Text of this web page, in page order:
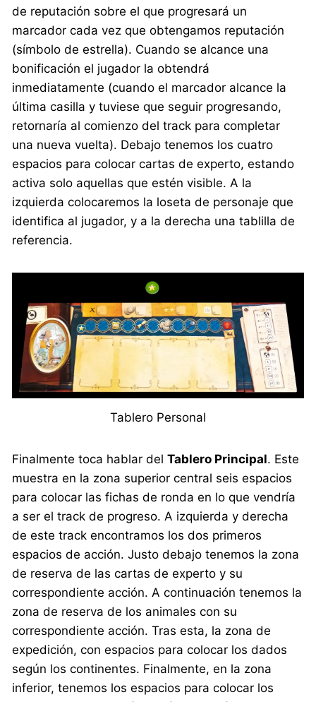
de reputación sobre el que progresará un
marcador cada vez que obtengamos reputación
(símbolo de estrella). Cuando se alcance una
bonificación el jugador la obtendrá
inmediatamente (cuando el marcador alcance la
última casilla y tuviese que seguir progresando,
retornaría al comienzo del track para completar
una nueva vuelta). Debajo tenemos los cuatro
espacios para colocar cartas de experto, estando
activa solo aquellas que estén visible. A la
izquierda colocaremos la loseta de personaje que
identifica al jugador, y a la derecha una tablilla de
referencia.
Tablero Personal
Finalmente toca hablar delTablero Principal. Este
muestra en la zona superior central seis espacios
para colocar las fichas de ronda en lo que vendría
a ser el track de progreso. A izquierda y derecha
de este track encontramos los dos primeros
espacios de acción. Justo debajo tenemos la zona
de reserva de las cartas de experto y su
correspondiente acción. A continuación tenemos la
zona de reserva de los animales con su
correspondiente acción. Tras esta, la zona de
expedición, con espacios para colocar los dados
según los continentes. Finalmente, en la zona
inferior, tenemos los espacios para colocar los